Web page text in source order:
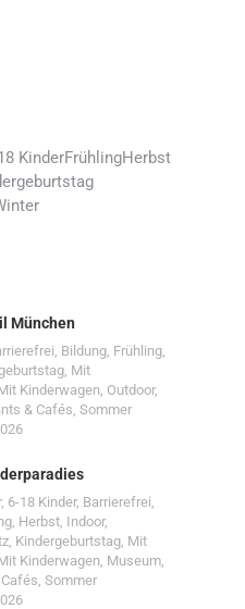
KinderFrühlingHerbst
München
, Bildung, Frühling,
, Mit
Kinderwagen, Outdoor,
& Cafés, Sommer
, 6-18 Kinder, Barrierefrei,
, Herbst, Indoor,
, Kindergeburtstag, Mit
Kinderwagen, Museum,
, Sommer